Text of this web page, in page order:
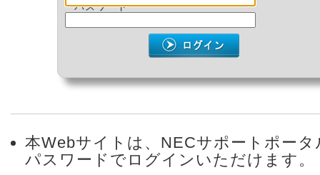
パスワード
本Webサイトは、NECサポートポー
パスワードでログインいただけます。